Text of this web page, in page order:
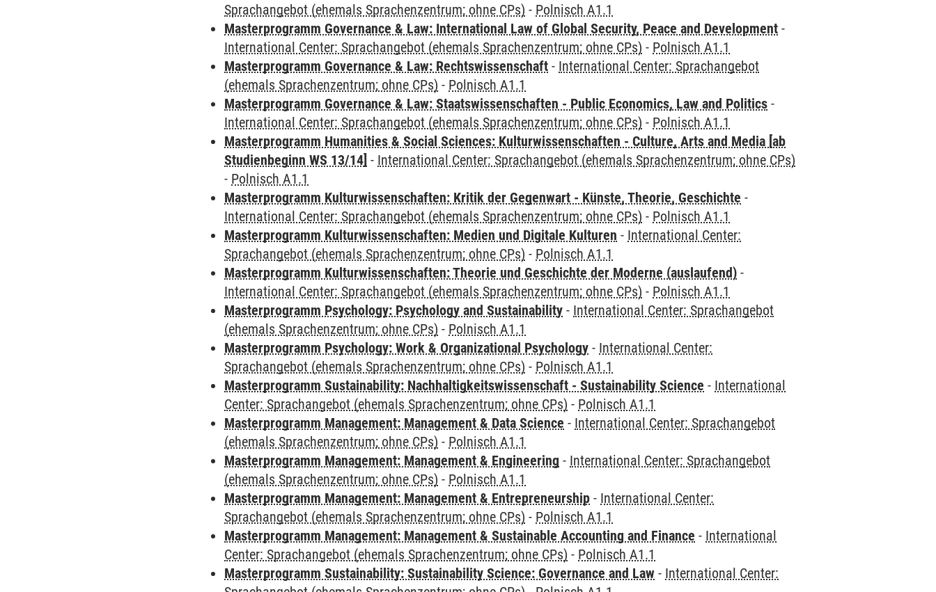
Sprachangebot (ehemals Sprachenzentrum; ohne CPs) - Polnisch A1.1
Masterprogramm Governance & Law: International Law of Global Security, Peace and Development -
International Center: Sprachangebot (ehemals Sprachenzentrum; ohne CPs) - Polnisch A1.1
Masterprogramm Governance & Law: Rechtswissenschaft - International Center: Sprachangebot
(ehemals Sprachenzentrum; ohne CPs) - Polnisch A1.1
Masterprogramm Governance & Law: Staatswissenschaften - Public Economics, Law and Politics -
International Center: Sprachangebot (ehemals Sprachenzentrum; ohne CPs) - Polnisch A1.1
Masterprogramm Humanities & Social Sciences: Kulturwissenschaften - Culture, Arts and Media [ab
Studienbeginn WS 13/14] - International Center: Sprachangebot (ehemals Sprachenzentrum; ohne CPs)
- Polnisch A1.1
Masterprogramm Kulturwissenschaften: Kritik der Gegenwart - Künste, Theorie, Geschichte -
International Center: Sprachangebot (ehemals Sprachenzentrum; ohne CPs) - Polnisch A1.1
Masterprogramm Kulturwissenschaften: Medien und Digitale Kulturen - International Center:
Sprachangebot (ehemals Sprachenzentrum; ohne CPs) - Polnisch A1.1
Masterprogramm Kulturwissenschaften: Theorie und Geschichte der Moderne (auslaufend) -
International Center: Sprachangebot (ehemals Sprachenzentrum; ohne CPs) - Polnisch A1.1
Masterprogramm Psychology: Psychology and Sustainability - International Center: Sprachangebot
(ehemals Sprachenzentrum; ohne CPs) - Polnisch A1.1
Masterprogramm Psychology: Work & Organizational Psychology - International Center:
Sprachangebot (ehemals Sprachenzentrum; ohne CPs) - Polnisch A1.1
Masterprogramm Sustainability: Nachhaltigkeitswissenschaft - Sustainability Science - International
Center: Sprachangebot (ehemals Sprachenzentrum; ohne CPs) - Polnisch A1.1
Masterprogramm Management: Management & Data Science - International Center: Sprachangebot
(ehemals Sprachenzentrum; ohne CPs) - Polnisch A1.1
Masterprogramm Management: Management & Engineering - International Center: Sprachangebot
(ehemals Sprachenzentrum; ohne CPs) - Polnisch A1.1
Masterprogramm Management: Management & Entrepreneurship - International Center:
Sprachangebot (ehemals Sprachenzentrum; ohne CPs) - Polnisch A1.1
Masterprogramm Management: Management & Sustainable Accounting and Finance - International
Center: Sprachangebot (ehemals Sprachenzentrum; ohne CPs) - Polnisch A1.1
Masterprogramm Sustainability: Sustainability Science: Governance and Law - International Center: